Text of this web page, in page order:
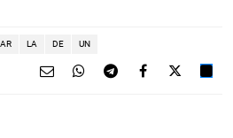
LA DE UN